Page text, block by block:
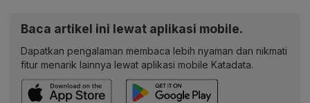
Baca artikel ini lewat aplikasi mobile.
Dapatkan pengalaman membaca lebih nyaman dan nikmati
fitur menarik lainnya lewat aplikasi mobile Katadata.